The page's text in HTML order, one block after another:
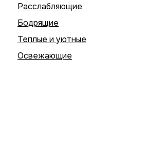
Расслабляющие
Бодрящие
Теплые и уютные
Освежающие